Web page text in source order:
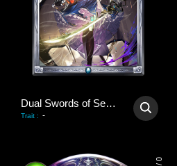
Dual Swords of Severance
Trait : -
0
/